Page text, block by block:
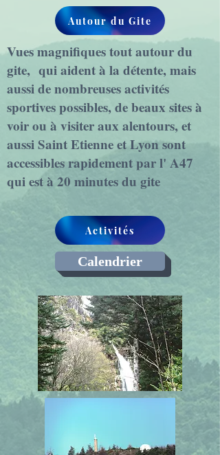
Autour du Gite
Vues magnifiques tout autour du
gite, qui aident à la détente, mais
aussi de nombreuses activités
sportives possibles, de beaux sites à
voir ou à visiter aux alentours, et
aussi Saint Etienne et Lyon sont
accessibles rapidement par l' A47
qui est à 20 minutes du gite
Activités
Calendrier